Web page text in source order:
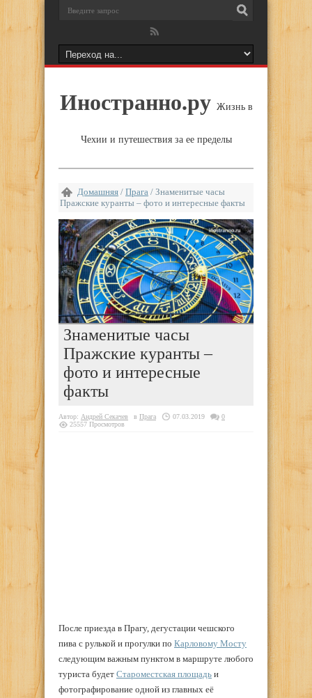
Иностранно.ру Жизнь в
Чехии и путешествия за ее пределы
Домашняя / Прага / Знаменитые часы
Пражские куранты – фото и интересные факты
Знаменитые часы
Пражские куранты –
фото и интересные
факты
Автор: Андрей Секачев в Прага 07.03.2019
0
25557 Просмотров
После приезда в Прагу, дегустации чешского
пива с рулькой и прогулки по Карловому Мосту
следующим важным пунктом в маршруте любого
туриста будет Староместская площадь и
фотографирование одной из главных её